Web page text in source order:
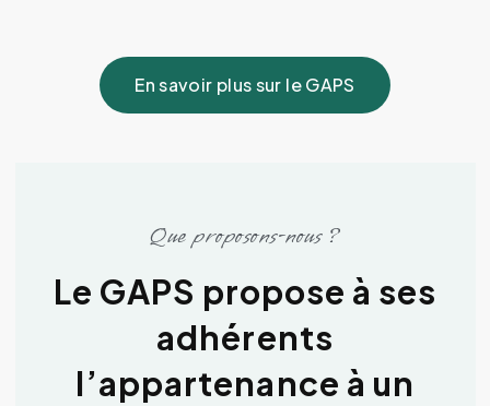
En savoir plus sur le GAPS
Que proposons-nous ?
Le GAPS propose à ses
adhérents
l’appartenance à un